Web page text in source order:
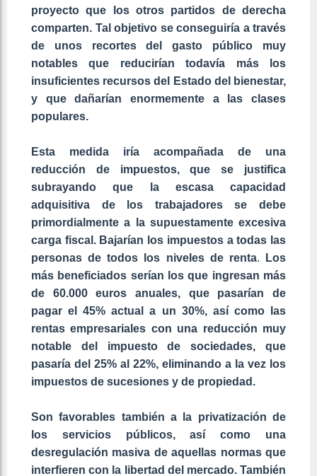
proyecto que los otros partidos de derecha
comparten. Tal objetivo se conseguiría a través
de unos recortes del gasto público muy
notables que reducirían todavía más los
insuficientes recursos del Estado del bienestar,
y que dañarían enormemente a las clases
populares.
Esta medida iría acompañada de una
reducción de impuestos, que se justifica
subrayando que la escasa capacidad
adquisitiva de los trabajadores se debe
primordialmente a la supuestamente excesiva
carga fiscal. Bajarían los impuestos a todas las
personas de todos los niveles de renta.
Los
más beneficiados serían los que ingresan más
de 60.000 euros anuales, que pasarían de
pagar el 45% actual a un 30%, así como las
rentas empresariales con una reducción muy
notable del impuesto de sociedades, que
pasaría del 25% al 22%, eliminando a la vez los
impuestos de sucesiones y de propiedad.
Son favorables también a la privatización de
los servicios públicos, así como una
desregulación masiva de aquellas normas que
interfieren con la libertad del mercado. También